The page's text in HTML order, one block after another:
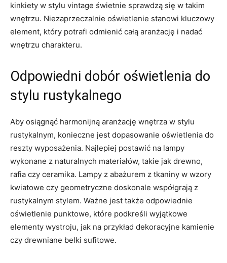
kinkiety‍ w‌ stylu vintage świetnie sprawdzą się w⁤ takim
wnętrzu. Niezaprzeczalnie oświetlenie stanowi kluczowy
element, który potrafi‌ odmienić całą aranżację i ‌nadać
wnętrzu charakteru.
Odpowiedni dobór oświetlenia do
stylu‍ rustykalnego
Aby osiągnąć harmonijną aranżację wnętrza w stylu
rustykalnym, ​konieczne jest dopasowanie oświetlenia do
reszty wyposażenia. Najlepiej postawić na lampy⁣
wykonane z naturalnych materiałów, takie jak drewno,
rafia czy ceramika. Lampy z abażurem z tkaniny w wzory
kwiatowe czy geometryczne doskonale współgrają z
rustykalnym stylem. Ważne jest także odpowiednie
oświetlenie punktowe, które podkreśli wyjątkowe
elementy wystroju, jak na ‍przykład dekoracyjne kamienie
czy drewniane belki sufitowe.